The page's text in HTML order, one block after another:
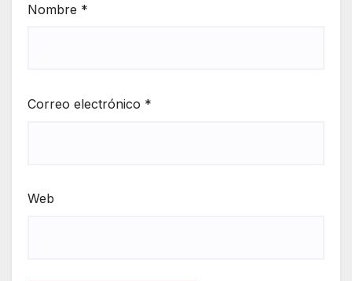
Nombre *
Correo electrónico *
Web